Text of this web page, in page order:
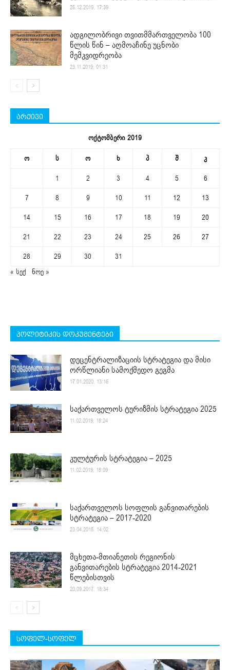
25.12.2019. 17:39
ადგილობრივი თვითმმართველობა 100
წლის წინ – აღმოაჩინე უცნობი
მემკვიდრეობა
23.11.2019. 01:31
არქივი
ოქტომბერი 2019
ო ს ო ხ პ შ კ
1 2 3 4 5
6
7
8 9 10 11 12
13
14
15 16 17 18 19
20
21
22 23 24 25 26
27
28
29 30
31
« სექ
ნოე »
პოლიტიკის დოკუმენტები
დეცენტრალიზაციის სტრატეგია და მისი
ორწლიანი სამოქმედო გეგმა
17.01.2020. 13:16
საქართველოს ტურიზმის სტრატეგია 2025
11.02.2019. 18:24
კულტურის სტრატეგია – 2025
11.02.2019. 18:09
საქართველოს სოფლის განვითარების
სტრატეგია – 2017-2020
23.04.2018. 14:02
მცხეთა-მთიანეთის რეგიონის
განვითარების სტრატეგია 2014-2021
წლებისთვის
20.09.2017. 18:34
სოფელ-სოფელ